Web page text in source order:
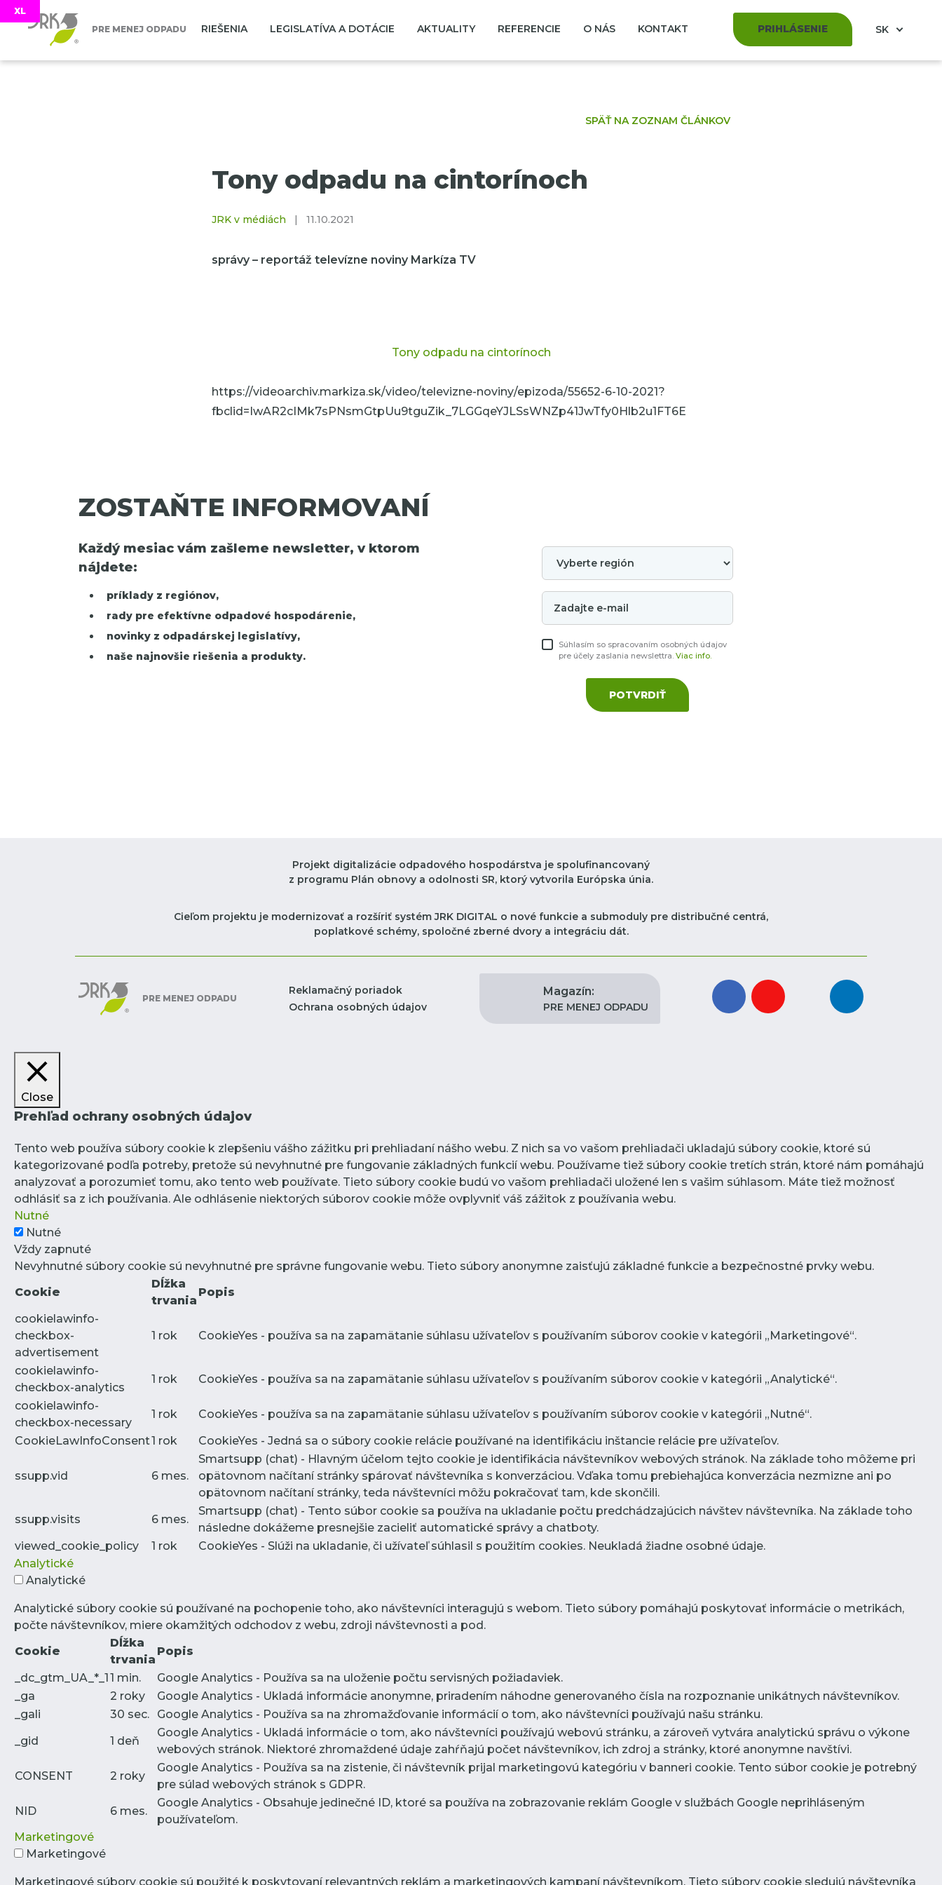
PRE MENEJ ODPADU RIEŠENIA LEGISLATÍVA A DOTÁCIE AKTUALITY REFERENCIE O NÁS KONTAKT PRIHLÁSENIE SK
SPÄŤ NA ZOZNAM ČLÁNKOV
Tony odpadu na cintorínoch
JRK v médiách 11.10.2021
správy – reportáž televízne noviny Markíza TV
Tony odpadu na cintorínoch
https://videoarchiv.markiza.sk/video/televizne-noviny/epizoda/55652-6-10-2021?
fbclid=IwAR2cIMk7sPNsmGtpUu9tguZik_7LGGqeYJLSsWNZp41JwTfy0Hlb2u1FT6E
ZOSTAŇTE INFORMOVANÍ
Každý mesiac vám zašleme newsletter, v ktorom
nájdete:
príklady z regiónov,
rady pre efektívne odpadové hospodárenie,
novinky z odpadárskej legislatívy,
naše najnovšie riešenia a produkty.
Súhlasím so spracovaním osobných údajov
pre účely zaslania newslettra. Viac info.
POTVRDIŤ
Projekt digitalizácie odpadového hospodárstva je spolufinancovaný
z programu Plán obnovy a odolnosti SR, ktorý vytvorila Európska únia.
Cieľom projektu je modernizovať a rozšíriť systém JRK DIGITAL o nové funkcie a submoduly pre distribučné centrá,
poplatkové schémy, spoločné zberné dvory a integráciu dát.
PRE MENEJ ODPADU
Reklamačný poriadok
Ochrana osobných údajov
Magazín:
PRE MENEJ ODPADU
facebookyoutube instagramlinkedin
Close
Prehľad ochrany osobných údajov
Tento web používa súbory cookie k zlepšeniu vášho zážitku pri prehliadaní nášho webu. Z nich sa vo vašom prehliadači ukladajú súbory cookie, ktoré sú
kategorizované podľa potreby, pretože sú nevyhnutné pre fungovanie základných funkcií webu. Používame tiež súbory cookie tretích strán, ktoré nám pomáhajú
analyzovať a porozumieť tomu, ako tento web používate. Tieto súbory cookie budú vo vašom prehliadači uložené len s vašim súhlasom. Máte tiež možnosť
odhlásiť sa z ich používania. Ale odhlásenie niektorých súborov cookie môže ovplyvniť váš zážitok z používania webu.
Nutné
Nutné
Vždy zapnuté
Nevyhnutné súbory cookie sú nevyhnutné pre správne fungovanie webu. Tieto súbory anonymne zaisťujú základné funkcie a bezpečnostné prvky webu.
Cookie
Dĺžka
trvania
Popis
cookielawinfo-
checkbox-
advertisement
1 rok CookieYes - používa sa na zapamätanie súhlasu užívateľov s používaním súborov cookie v kategórii „Marketingové“.
cookielawinfo-
checkbox-analytics
1 rok
CookieYes - používa sa na zapamätanie súhlasu užívateľov s používaním súborov cookie v kategórii „Analytické“.
cookielawinfo-
checkbox-necessary
1 rok
CookieYes - používa sa na zapamätanie súhlasu užívateľov s používaním súborov cookie v kategórii „Nutné“.
CookieLawInfoConsent1 rok CookieYes - Jedná sa o súbory cookie relácie používané na identifikáciu inštancie relácie pre užívateľov.
ssupp.vid 6 mes.
Smartsupp (chat) - Hlavným účelom tejto cookie je identifikácia návštevníkov webových stránok. Na základe toho môžeme pri
opätovnom načítaní stránky spárovať návštevníka s konverzáciou. Vďaka tomu prebiehajúca konverzácia nezmizne ani po
opätovnom načítaní stránky, teda návštevníci môžu pokračovať tam, kde skončili.
ssupp.visits
6 mes.
Smartsupp (chat) - Tento súbor cookie sa používa na ukladanie počtu predchádzajúcich návštev návštevníka. Na základe toho
následne dokážeme presnejšie zacieliť automatické správy a chatboty.
viewed_cookie_policy
1 rok
CookieYes - Slúži na ukladanie, či užívateľ súhlasil s použitím cookies. Neukladá žiadne osobné údaje.
Analytické
Analytické
Analytické súbory cookie sú používané na pochopenie toho, ako návštevníci interagujú s webom. Tieto súbory pomáhajú poskytovať informácie o metrikách,
počte návštevníkov, miere okamžitých odchodov z webu, zdroji návštevnosti a pod.
Cookie
Dĺžka
trvania
Popis
_dc_gtm_UA_*_11 min.
Google Analytics - Používa sa na uloženie počtu servisných požiadaviek.
_ga
2 roky
Google Analytics - Ukladá informácie anonymne, priradením náhodne generovaného čísla na rozpoznanie unikátnych návštevníkov.
_gali
30 sec.
Google Analytics - Používa sa na zhromažďovanie informácií o tom, ako návštevníci používajú našu stránku.
_gid
1 deň
Google Analytics - Ukladá informácie o tom, ako návštevníci používajú webovú stránku, a zároveň vytvára analytickú správu o výkone
webových stránok. Niektoré zhromaždené údaje zahŕňajú počet návštevníkov, ich zdroj a stránky, ktoré anonymne navštívi.
CONSENT
2 roky
Google Analytics - Používa sa na zistenie, či návštevník prijal marketingovú kategóriu v banneri cookie. Tento súbor cookie je potrebný
pre súlad webových stránok s GDPR.
NID
6 mes.
Google Analytics - Obsahuje jedinečné ID, ktoré sa používa na zobrazovanie reklám Google v službách Google neprihláseným
používateľom.
Marketingové
Marketingové
Marketingové súbory cookie sú použité k poskytovaní relevantných reklám a marketingových kampaní návštevníkom. Tieto súbory cookie sledujú návštevníka